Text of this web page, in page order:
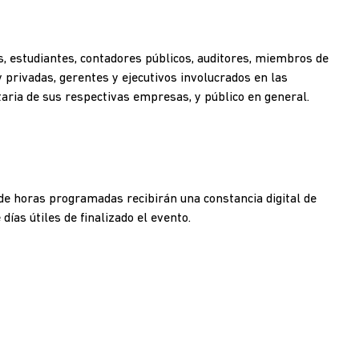
estudiantes, contadores públicos, auditores, miembros de
gerentes y ejecutivos involucrados en las
de sus respectivas empresas, y público en general.
horas programadas recibirán una constancia digital de
útiles de finalizado el evento.